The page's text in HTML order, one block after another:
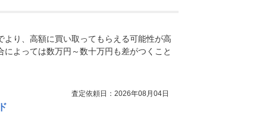
り、高額に買い取ってもらえる可能性が高
よっては数万円～数十万円も差がつくこと
査定依頼日：2026年08月04日